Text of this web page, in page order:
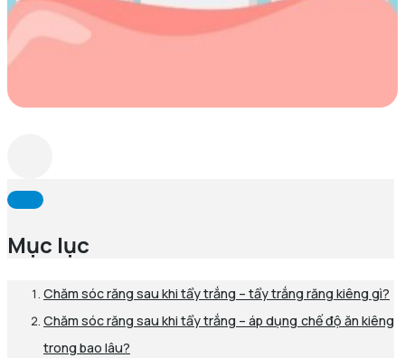
Mục lục
Chăm sóc răng sau khi tẩy trắng – tẩy trắng răng kiêng gì?
Chăm sóc răng sau khi tẩy trắng – áp dụng chế độ ăn kiêng
trong bao lâu?